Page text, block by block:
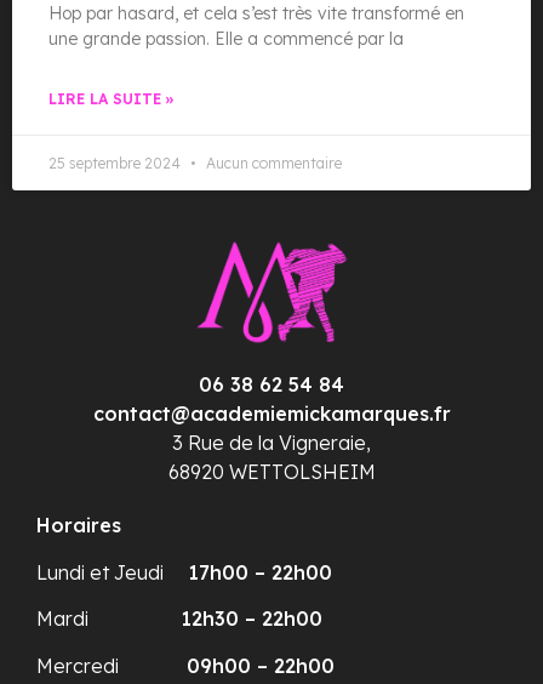
Hop par hasard, et cela s’est très vite transformé en
une grande passion. Elle a commencé par la
LIRE LA SUITE »
25 septembre 2024 Aucun commentaire
06 38 62 54 84
contact@academiemickamarques.fr
3 Rue de la Vigneraie,
68920 WETTOLSHEIM
Horaires
Lundi et Jeudi 17h00 – 22h00
Mardi 12h30 – 22h00
Mercredi 09h00 – 22h00